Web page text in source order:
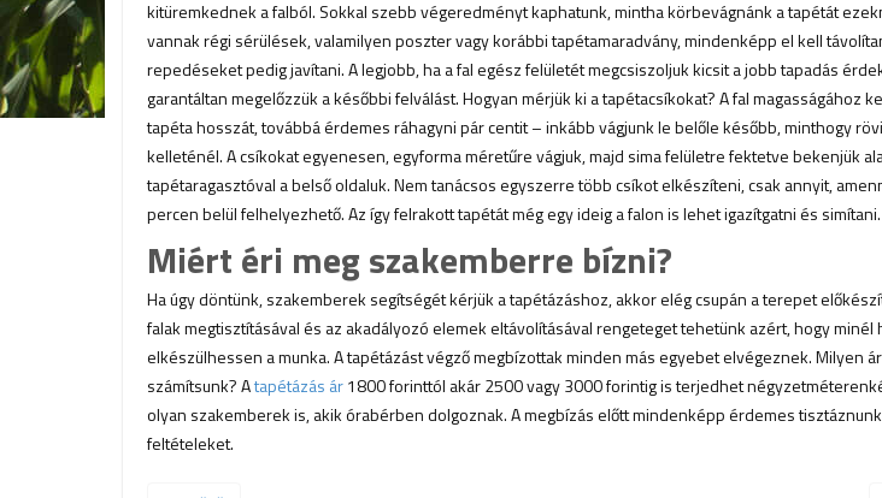
kitüremkednek a falból. Sokkal szebb végeredményt kaphatunk, mintha körbevágnánk a tapétát
vannak régi sérülések, valamilyen poszter vagy korábbi tapétamaradvány, mindenképp el kell
repedéseket pedig javítani. A legjobb, ha a fal egész felületét megcsiszoljuk kicsit a jobb tapadás
garantáltan megelőzzük a későbbi felválást. Hogyan mérjük ki a tapétacsíkokat? A fal magasságához
tapéta hosszát, továbbá érdemes ráhagyni pár centit – inkább vágjunk le belőle később, minthogy
kelleténél. A csíkokat egyenesen, egyforma méretűre vágjuk, majd sima felületre fektetve bekenjük
tapétaragasztóval a belső oldaluk. Nem tanácsos egyszerre több csíkot elkészíteni, csak annyit,
percen belül felhelyezhető. Az így felrakott tapétát még egy ideig a falon is lehet igazítgatni és simítani.
Miért éri meg szakemberre bízni?
Ha úgy döntünk, szakemberek segítségét kérjük a tapétázáshoz, akkor elég csupán a terepet
falak megtisztításával és az akadályozó elemek eltávolításával rengeteget tehetünk azért, hogy minél
elkészülhessen a munka. A tapétázást végző megbízottak minden más egyebet elvégeznek. Milyen
számítsunk? Atapétázás ár1800 forinttól akár 2500 vagy 3000 forintig is terjedhet
olyan szakemberek is, akik órabérben dolgoznak. A megbízás előtt mindenképp érdemes
feltételeket.